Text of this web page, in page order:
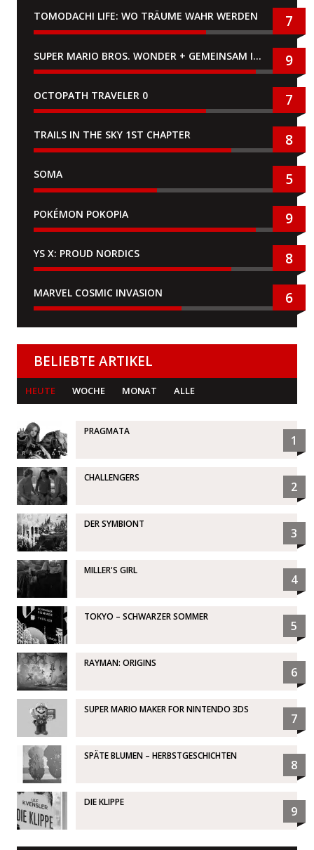
TOMODACHI LIFE: WO TRÄUME WAHR WERDEN 7
SUPER MARIO BROS. WONDER + GEMEINSAM IM BELLABEL-PARK 9
OCTOPATH TRAVELER 0 7
TRAILS IN THE SKY 1ST CHAPTER 8
SOMA 5
POKÉMON POKOPIA 9
YS X: PROUD NORDICS 8
MARVEL COSMIC INVASION 6
BELIEBTE ARTIKEL
HEUTE WOCHE MONAT ALLE
PRAGMATA
1
CHALLENGERS
2
DER SYMBIONT
3
MILLER'S GIRL
4
TOKYO – SCHWARZER SOMMER
5
RAYMAN: ORIGINS
6
SUPER MARIO MAKER FOR NINTENDO 3DS
7
SPÄTE BLUMEN – HERBSTGESCHICHTEN
8
DIE KLIPPE
9